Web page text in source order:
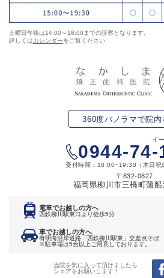
土曜日午後は14:00～18:00までの診察となります。
詳しくはカレンダーをご覧ください
360度パノラマで院内
0944-74-
イ
受付時間：10:00~19:30（木日祝
〒832-0827
福岡県柳川市三橋町蒲船
電車でお越しの方へ
西鉄柳川駅東口より徒歩5分
車でお越しの方へ
有明海沿岸道路「西鉄柳川駅東」交差点そば
※駐車場は5台以上ご用意しております。
当院を気に入って頂けましたら
シェアをお願いします！